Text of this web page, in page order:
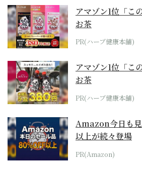
アマゾン1位「こ
お茶
PR(ハーブ健康本舗)
アマゾン1位「こ
お茶
PR(ハーブ健康本舗)
Amazon今日も
以上が続々登場
PR(Amazon)